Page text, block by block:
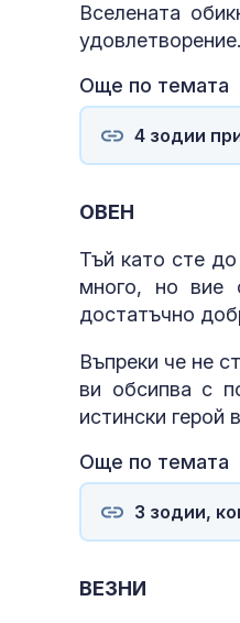
Вселената
Още по темата
4 зодии
ОВЕН
Тъй като сте
много, но вие
достатъчно
Въпреки че не
ви обсипва с
истински герой
Още по темата
3 зодии,
ВЕЗНИ